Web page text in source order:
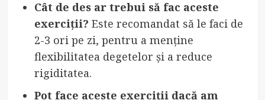
Cât de des ar trebui să fac aceste
exerciții? Este recomandat să le faci de
2-3 ori pe zi, pentru a menține
flexibilitatea degetelor și a reduce
rigiditatea.
Pot face aceste exerciții dacă am